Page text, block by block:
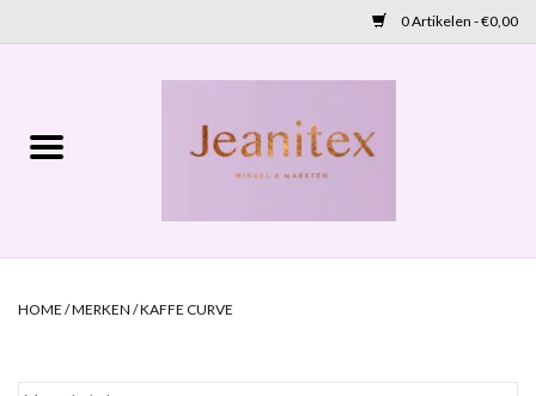
0 Artikelen - €0,00
Cadeaubon
HOME /MERKEN /KAFFE CURVE